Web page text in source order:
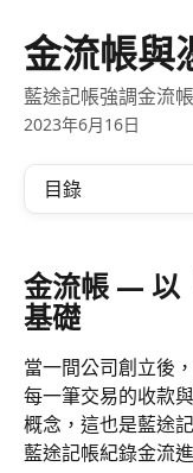
金流帳與
藍途記帳強調金流
2023年6月16日
目錄
金流帳 — 以
基礎
當一間公司創立後
每一筆交易的收款
概念，這也是藍途
藍途記帳紀錄金流